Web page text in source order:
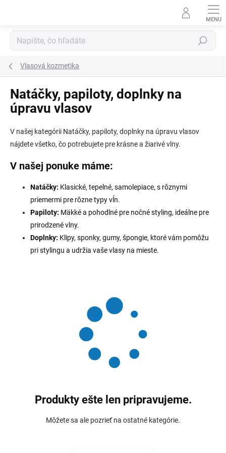
Hľadať
Vlasová kozmetika
Natáčky, papiloty, doplnky na
úpravu vlasov
V našej kategórii Natáčky, papiloty, doplnky na úpravu vlasov
nájdete všetko, čo potrebujete pre krásne a žiarivé vlny.
V našej ponuke máme:
Natáčky: Klasické, tepelné, samolepiace, s rôznymi
priemermi pre rôzne typy vĺn.
Papiloty: Mäkké a pohodlné pre nočné styling, ideálne pre
prirodzené vlny.
Doplnky: Klipy, sponky, gumy, špongie, ktoré vám pomôžu
pri stylingu a udržia vaše vlasy na mieste.
Produkty ešte len pripravujeme.
Môžete sa ale pozrieť na ostatné kategórie.